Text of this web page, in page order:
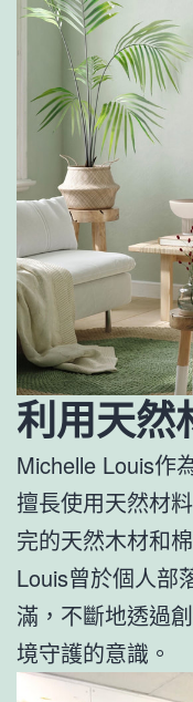
利用天然
Michelle Louis作
擅長使用天然材
完的天然木材和
Louis曾於個人部
滿，不斷地透過
境守護的意識。